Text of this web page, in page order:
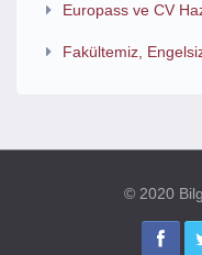
Europass ve CV
Fakültemiz,
© 2020